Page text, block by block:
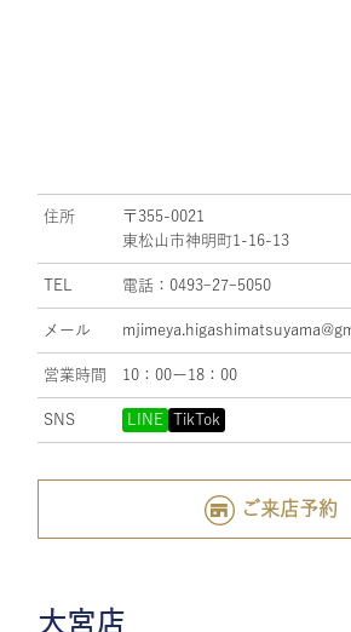
住所
〒355-0021
東松山市神明町1-16-13
TEL 電話：0493ｰ27ｰ5050
メール
営業時間 10：00ー18：00
SNS LINE TikTok
ご来店予約
大宮店